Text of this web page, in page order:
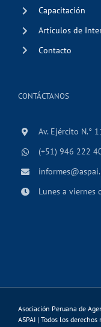
Capacitación
Artículos de
Contacto
CONTÁCTANOS
Av. Ejército N.°
(+51) 946 222
Lunes a viernes
Asociación Peruana de
ASPAI | Todos los derechos